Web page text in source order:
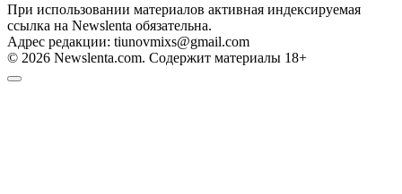
При использовании материалов активная индексируемая
ссылка на Newslenta обязательна.
Адрес редакции: tiunovmixs@gmail.com
© 2026 Newslenta.com. Содержит материалы 18+